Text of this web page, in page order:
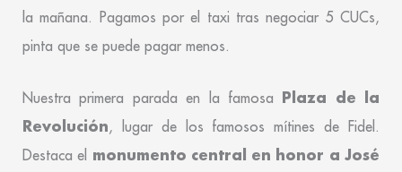
la mañana. Pagamos por el taxi tras negociar 5 CUCs,
pinta que se puede pagar menos.
Nuestra primera parada en la famosa Plaza de la
Revolución, lugar de los famosos mítines de Fidel.
Destaca el monumento central en honor a José